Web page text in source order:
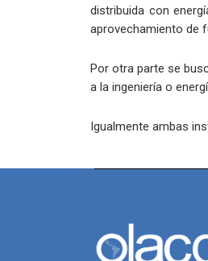
distribuida con
aprovechamiento de
Por otra parte se
a la ingeniería o
Igualmente ambas